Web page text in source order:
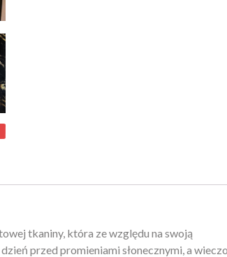
tkaniny, która ze względu na swoją
przed promieniami słonecznymi, a